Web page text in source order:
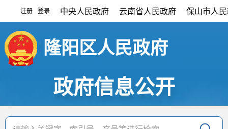
注册 登录 中央人民政府 云南省人民政府 保山市人
隆阳区人民政府
政府信息公开